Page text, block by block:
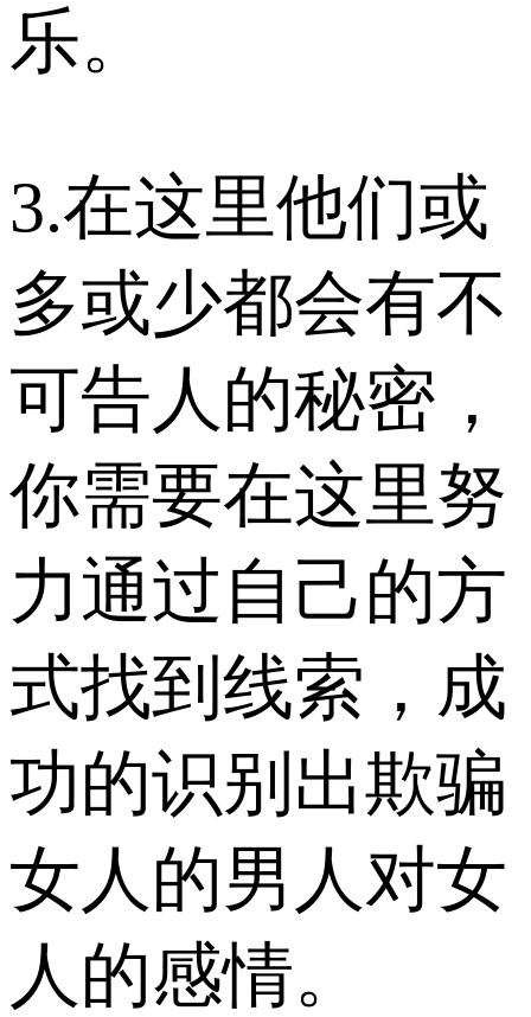
乐。
3.在这里他们或
多或少都会有不
可告人的秘密，
你需要在这里努
力通过自己的方
式找到线索，成
功的识别出欺骗
女人的男人对女
人的感情。